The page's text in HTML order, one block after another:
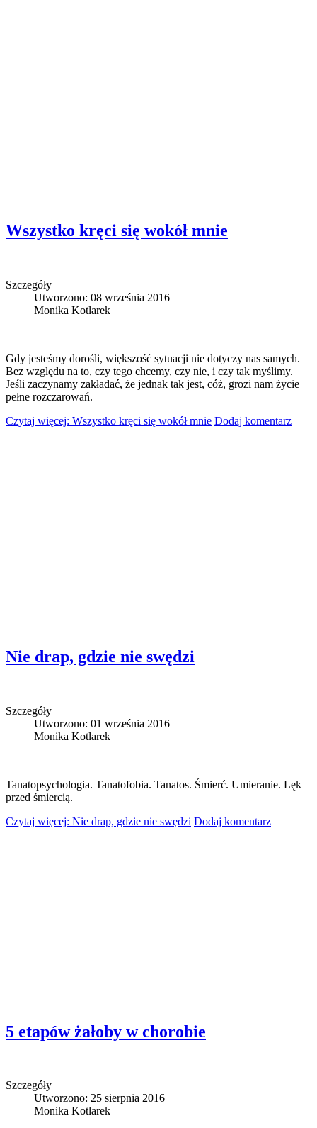
Wszystko kręci się wokół mnie
Szczegóły
Utworzono: 08 września 2016
Monika Kotlarek
Gdy jesteśmy dorośli, większość sytuacji nie dotyczy nas samych.
Bez względu na to, czy tego chcemy, czy nie, i czy tak myślimy.
Jeśli zaczynamy zakładać, że jednak tak jest, cóż, grozi nam życie
pełne rozczarowań.
Czytaj więcej: Wszystko kręci się wokół mnie Dodaj komentarz
Nie drap, gdzie nie swędzi
Szczegóły
Utworzono: 01 września 2016
Monika Kotlarek
Tanatopsychologia. Tanatofobia. Tanatos. Śmierć. Umieranie. Lęk
przed śmiercią.
Czytaj więcej: Nie drap, gdzie nie swędzi Dodaj komentarz
5 etapów żałoby w chorobie
Szczegóły
Utworzono: 25 sierpnia 2016
Monika Kotlarek